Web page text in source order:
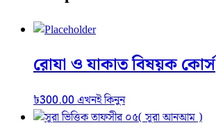
রোযা ও যাকাত বিষয়ক কোর্স
৳300.00এখনই কিনুন